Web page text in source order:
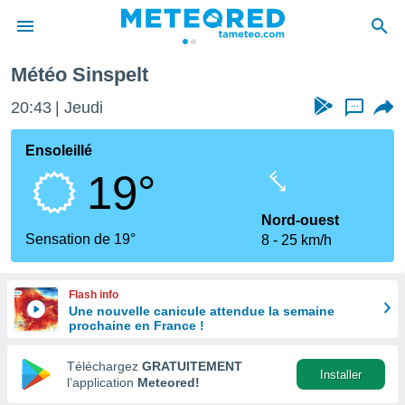
de
en
Météo Sinspelt
20:43 Jeudi ...
Ensoleillé
19°
Sensation de 19°
Nord-ouest
8
25 km/h
Flash info
Une nouvelle canicule attendue la semaine
prochaine en France !
Téléchargez GRATUITEMENT
l’application Meteored!
Installer